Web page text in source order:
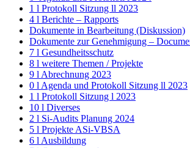
1 l Protokoll Sitzung ll 2023
4 l Berichte – Rapports
Dokumente in Bearbeitung (Diskussion)
Dokumente zur Genehmigung –
7 l Gesundheitsschutz
8 l weitere Themen / Projekte
9 l Abrechnung 2023
0 l Agenda und Protokoll Sitzung ll 2023
1 l Protokoll Sitzung l 2023
10 l Diverses
2 l Si-Audits Planung 2024
5 l Projekte ASi-VBSA
6 l Ausbildung